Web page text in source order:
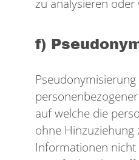
f)
auf welche die
ohne Hinzuziehung
Informationen